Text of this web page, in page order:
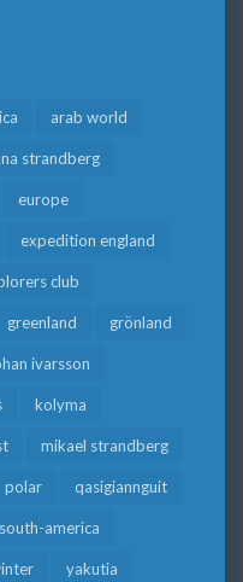
arab world
strandberg
europe
expedition england
club
greenland grönland
ivarsson
kolyma
mikael strandberg
polar qasigiannguit
south-america
yakutia